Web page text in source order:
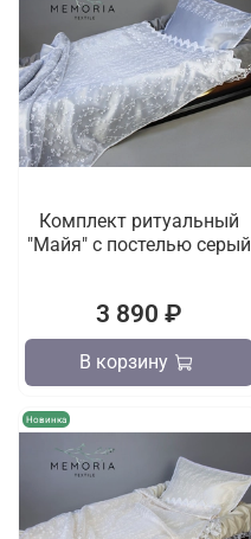
Комплект ритуальный
"Майя" с постелью серый
3 890 ₽
В корзину
Новинка